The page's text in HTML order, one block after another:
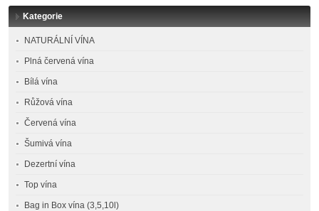
Kategorie
NATURÁLNÍ VÍNA
Plná červená vína
Bílá vína
Růžová vína
Červená vína
Šumivá vína
Dezertní vína
Top vína
Bag in Box vína (3,5,10l)